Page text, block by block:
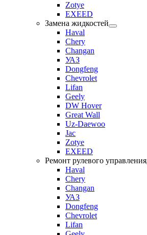
Zotye
EXEED
Замена жидкостей
Haval
Chery
Changan
УАЗ
Dongfeng
Chevrolet
Lifan
Geely
DW Hover
Great Wall
Uz-Daewoo
Jac
Zotye
EXEED
Ремонт рулевого управления
Haval
Chery
Changan
УАЗ
Dongfeng
Chevrolet
Lifan